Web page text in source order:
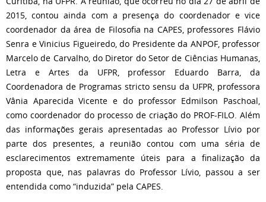
2015, contou ainda com a presença do coordenador e vice
coordenador da área de Filosofia na CAPES, professores Flávio
Senra e Vinicius Figueiredo, do Presidente da ANPOF, professor
Marcelo de Carvalho, do Diretor do Setor de Ciências Humanas,
Letra e Artes da UFPR, professor Eduardo Barra, da
Coordenadora de Programas stricto sensu da UFPR, professora
Vânia Aparecida Vicente e do professor Edmilson Paschoal,
como coordenador do processo de criação do PROF-FILO. Além
das informações gerais apresentadas ao Professor Lívio por
parte dos presentes, a reunião contou com uma séria de
esclarecimentos extremamente úteis para a finalização da
proposta que, nas palavras do Professor Lívio, passou a ser
entendida como “induzida” pela CAPES.